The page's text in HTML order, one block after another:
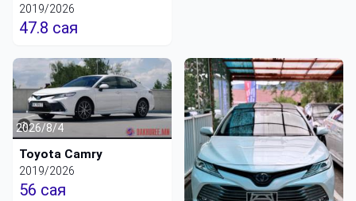
2019/2026
47.8 сая
2026/8/4
Toyota Camry
2019/2026
56 сая